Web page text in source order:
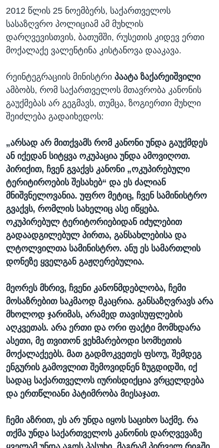
2012 წლის 25 ნოემბერს, საქართველოს
სასაზღვრო პოლიციამ ამ მუხლის
დარღვევისთვის, ბათუმში, რუსეთის კიდევ ერთი
მოქალაქე ვალენტინა კისტანოვა დააკავა.
რეინტეგრაციის მინისტრი პაატა ზაქარეიშვილი
ამბობს, რომ საქართველოს მთავრობა კანონის
გაუქმებას არ გეგმავს, თუმცა, ზოგიერთი მუხლი
შეიძლება გადაიხედოს:
„არსად არ მითქვამს რომ კანონი უნდა გაუქმდეს
ან იქედან სიტყვა ოკუპაცია უნდა ამოვიღოთ.
პირიქით, ჩვენ გვაქვს კანონი „ოკუპირებული
ტერიტიროების შესახებ“ და ეს ძალიან
მნიშვნელოვანია. უფრო მეტიც, ჩვენ სამინისტრო
გვაქვს, რომლის სახელიც ასე იწყება.
ოკუპირებულ ტერიტორიებიდან იძულებით
გადაადგილებულ პირთა, განსახლებისა და
ლტოლვილთა სამინისტრო. ანუ ეს სამართლის
დონეზე ყველგან გაჟღერებულია.
მეორეს მხრივ, ჩვენი კანონმდებლობა, ჩემი
მოსაზრებით საკმაოდ მკაცრია. განსაზღვრავს არა
მხოლოდ ჯარიმას, არამედ თავისუფლების
აღკვეთას. არა ერთი და ორი ფაქტი მომხდარა
ასეთი, მე თვითონ ვეხმარებოდი სომხეთის
მოქალაქეებს. მათ გადმოკვეთეს ფსოუ, შემდეგ
ენგურის გამოვლით შემოვიდნენ ზუგდიდში, იქ
სადაც საქართველოს იურისდიქცია ვრცელდება
და ერთწლიანი პატიმრობა მიესაჯათ.
ჩემი აზრით, ეს არ უნდა იყოს საციხო საქმე. რა
თქმა უნდა საქართველოს კანონის დარღვევაზე